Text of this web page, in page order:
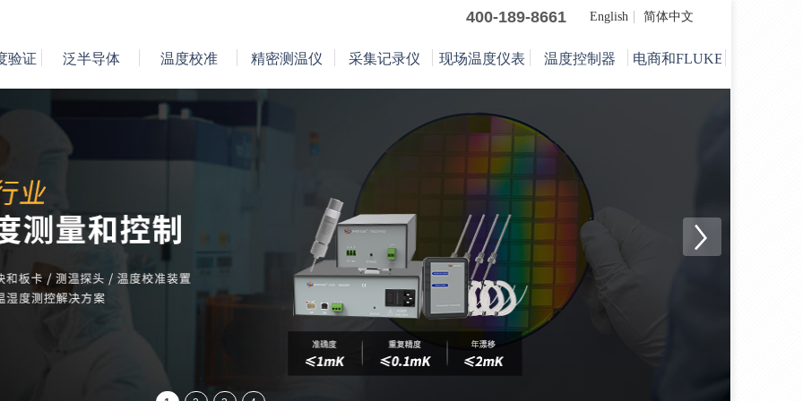
400-189-8661 English 简体中文
验证 泛半导体 温度校准 精密测温仪 采集记录仪 现场温度仪表 温度控制器 电商和FLUKE